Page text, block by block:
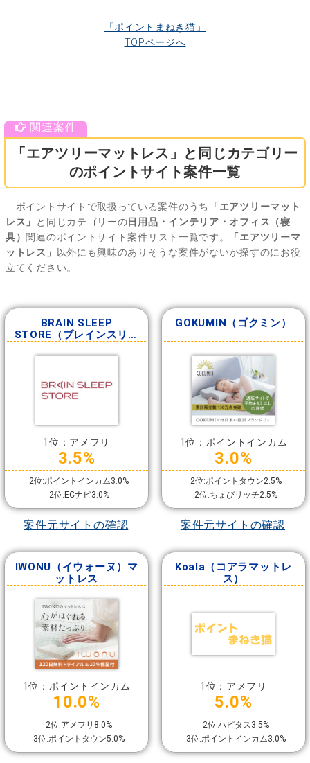
「ポイントまねき猫」
TOPページへ
「エアツリーマットレス」と同じカテゴリー
のポイントサイト案件一覧
ポイントサイトで取扱っている案件のうち
「エアツリーマット
レス」
と同じカテゴリーの日用品・インテリア・オフィス（寝
具） 関連のポイントサイト案件リスト一覧です。
「エアツリーマ
ットレス」
以外にも興味のありそうな案件がないか探すのにお役
立てください。
BRAIN SLEEP
STORE（ブレインスリー
1位：アメフリ
3.5%
2位:ポイントインカム3.0%
2位:ECナビ3.0%
案件元サイトの確認
GOKUMIN（ゴクミン）
1位：ポイントインカム
3.0%
2位:ポイントタウン2.5%
2位:ちょびリッチ2.5%
案件元サイトの確認
IWONU（イウォーヌ）マ
ットレス
1位：ポイントインカム
10.0%
2位:アメフリ8.0%
3位:ポイントタウン5.0%
Koala（コアラマットレ
ス）
1位：アメフリ
5.0%
2位:ハピタス3.5%
3位:ポイントインカム3.0%